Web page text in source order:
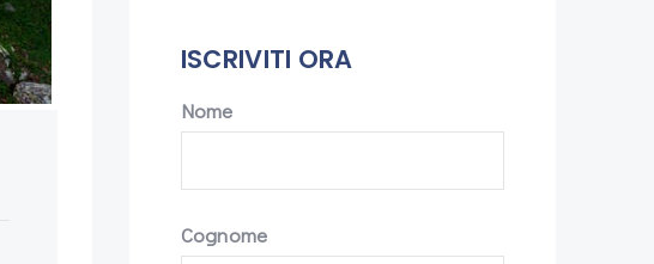
ISCRIVITI ORA
Nome
Cognome